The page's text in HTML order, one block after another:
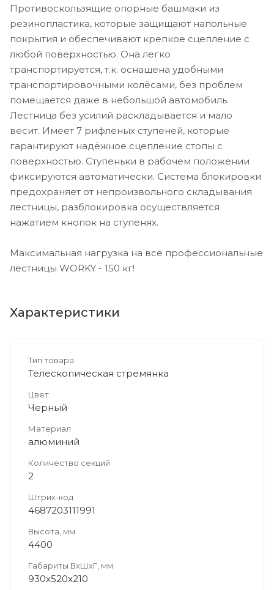
Противоскользящие опорные башмаки из
резинопластика, которые защищают напольные
покрытия и обеспечивают крепкое сцепление с
любой поверхностью. Она легко
транспортируется, т.к. оснащена удобными
транспортировочными колёсами, без проблем
помещается даже в небольшой автомобиль.
Лестница без усилий раскладывается и мало
весит. Имеет 7 рифленых ступеней, которые
гарантируют надёжное сцепление стопы с
поверхностью. Cтупеньки в рабочем положении
фиксируются автоматически. Система блокировки
предохраняет от непроизвольного складывания
лестницы, разблокировка осуществляется
нажатием кнопок на ступенях.
Максимальная нагрузка на все профессиональные
лестницы WORKY - 150 кг!
Характеристики
Тип товара
Телескопическая стремянка
Цвет
Черный
Материал
алюминий
Количество секций
2
Штрих-код
4687203111991
Высота, мм
4400
Габариты ВхШхГ, мм
930х520х210